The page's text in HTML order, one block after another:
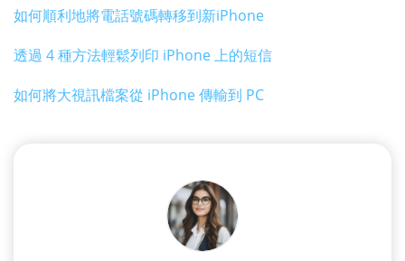
如何順利地將電話號碼轉移到新iPhone
透過 4 種方法輕鬆列印 iPhone 上的短信
如何將大視訊檔案從 iPhone 傳輸到 PC